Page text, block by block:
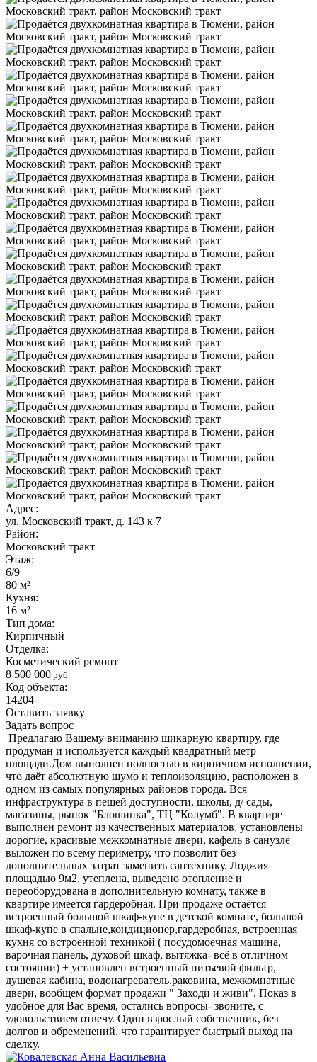
Адрес:
ул. Московский тракт, д. 143 к 7
Район:
Московский тракт
Этаж:
6/9
80 м²
Кухня:
16 м²
Тип дома:
Кирпичный
Отделка:
Косметический ремонт
8 500 000 руб.
Код объекта:
14204
Оставить заявку
Задать вопрос
Предлагаю Вашему вниманию шикарную квартиру, где
продуман и используется каждый квадратный метр
площади.Дом выполнен полностью в кирпичном исполнении,
что даёт абсолютную шумо и теплоизоляцию, расположен в
одном из самых популярных районов города. Вся
инфраструктура в пешей доступности, школы, д/ сады,
магазины, рынок "Блошинка", ТЦ "Колумб". В квартире
выполнен ремонт из качественных материалов, установлены
дорогие, красивые межкомнатные двери, кафель в санузле
выложен по всему периметру, что позволит без
дополнительных затрат заменить сантехнику. Лоджия
площадью 9м2, утеплена, выведено отопление и
переоборудована в дополнительную комнату, также в
квартире имеется гардеробная. При продаже остаётся
встроенный большой шкаф-купе в детской комнате, большой
шкаф-купе в спальне,кондиционер,гардеробная, встроенная
кухня со встроенной техникой ( посудомоечная машина,
варочная панель, духовой шкаф, вытяжка- всё в отличном
состоянии) + установлен встроенный питьевой фильтр,
душевая кабина, водонагреватель.раковина, межкомнатные
двери, вообщем формат продажи " Заходи и живи". Показ в
удобное для Вас время, остались вопросы- звоните, с
удовольствием отвечу. Один взрослый собственник, без
долгов и обременений, что гарантирует быстрый выход на
сделку.